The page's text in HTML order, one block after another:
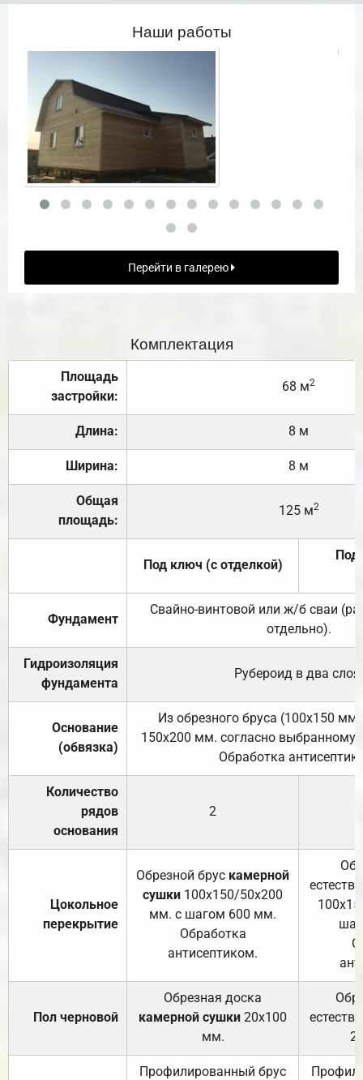
Наши работы
Перейти в галерею
Комплектация
Площадь
застройки:
68 м2
Длина: 8 м
Ширина: 8 м
Общая
площадь:
125 м2
Под ключ (с отделкой)
Под
Фундамент
Свайно-винтовой или ж/б сваи
отдельно).
Гидроизоляция
фундамента
Рубероид в два слоя.
Основание
(обвязка)
Из обрезного бруса (100х150
150х200 мм. согласно выбранному
Обработка
Количество
рядов
основания
2
Цокольное
перекрытие
Обрезной брус камерной
сушки 100х150/50х200
мм. с шагом 600 мм.
Обработка
антисептиком.
Пол черновой
Обрезная доска
камерной сушки 20х100
мм.
Профилированный брус